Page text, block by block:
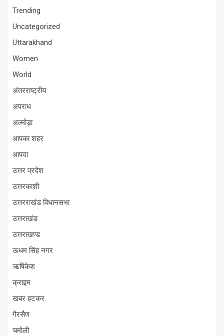
Trending
Uncategorized
Uttarakhand
Women
World
अंतरराष्ट्रीय
अपराध
अल्मोड़ा
आपका शहर
आपदा
उत्तर प्रदेश
उत्तरकाशी
उत्तरराखंड विधानसभा
उत्तराखंड
उत्तराखण्ड
ऊधम सिंह नगर
ऋषिकेश
क्राइम
खबर हटकर
गैरसैण
चमोली